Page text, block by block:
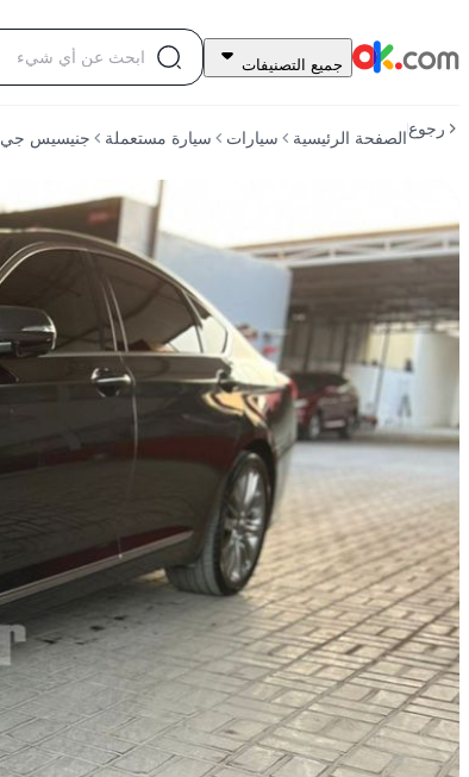
60,000
جنيسيس
سعة
5.0
وقود
عادي،
أوتوماتيكي،
دفع
مستعمل
جميع التصنيفات
رجوعالصفحة الرئيسية سيارات سيارة مستعملة جنيسيس جي80 لعام 2019، سعة 5.0 لتر، وقود عادي، أوتوماتيكي، دفع خلفي